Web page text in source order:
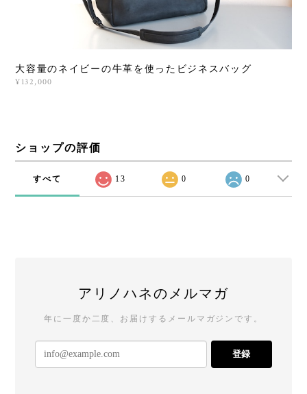
大容量のネイビーの牛革を使ったビジネスバッグ
¥132,000
ショップの評価
すべて 13 0 0
アリノハネのメルマガ
年に一度か二度、お届けするメールマガジンです。
登録